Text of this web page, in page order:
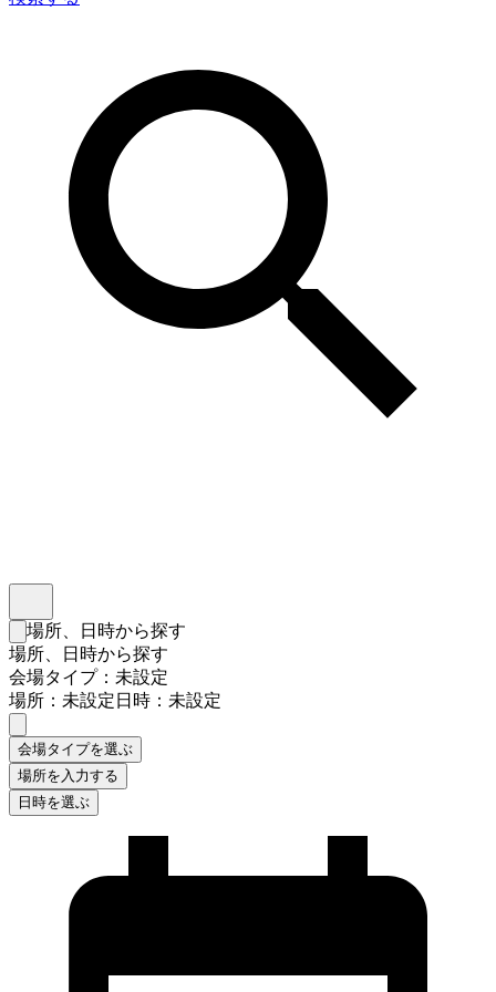
検索フォームを閉じる
場所、日時から探す
場所、日時から探す
会場タイプ：未設定
場所：未設定日時：未設定
会場タイプを選ぶ
場所を入力する
日時を選ぶ